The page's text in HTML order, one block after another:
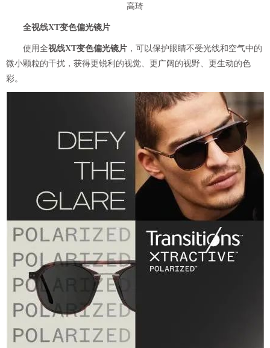
高琦
全视线XT变色偏光镜片
使用全视线XT变色偏光镜片 ，可以保护眼睛不受光线和空气中的
微小颗粒的干扰，获得更锐利的视觉、更广阔的视野、更生动的色
彩。